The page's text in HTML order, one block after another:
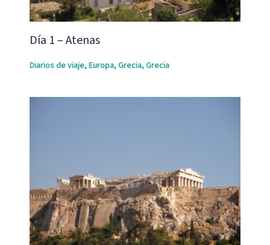
Día 1 – Atenas
Diarios de viaje,Europa,Grecia,Grecia